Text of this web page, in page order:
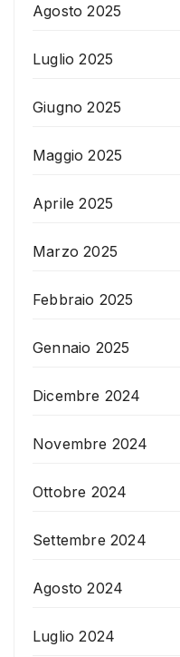
Agosto 2025
Luglio 2025
Giugno 2025
Maggio 2025
Aprile 2025
Marzo 2025
Febbraio 2025
Gennaio 2025
Dicembre 2024
Novembre 2024
Ottobre 2024
Settembre 2024
Agosto 2024
Luglio 2024